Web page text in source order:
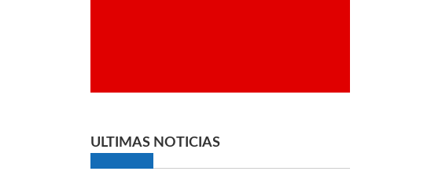
ULTIMAS NOTICIAS